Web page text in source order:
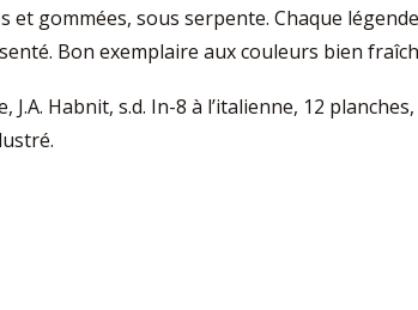
et gommées, sous serpente. Chaque
Bon exemplaire aux couleurs bien
J.A. Habnit, s.d. In-8 à l’italienne, 12